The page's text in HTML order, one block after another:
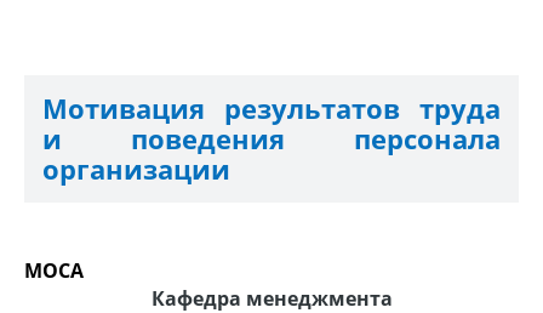
Мотивация результатов труда
и поведения персонала
организации
МОСА
Кафедра менеджмента